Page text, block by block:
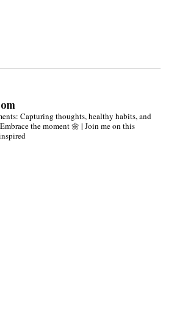
Capturing thoughts, healthy habits, and
the moment 🌼 | Join me on this